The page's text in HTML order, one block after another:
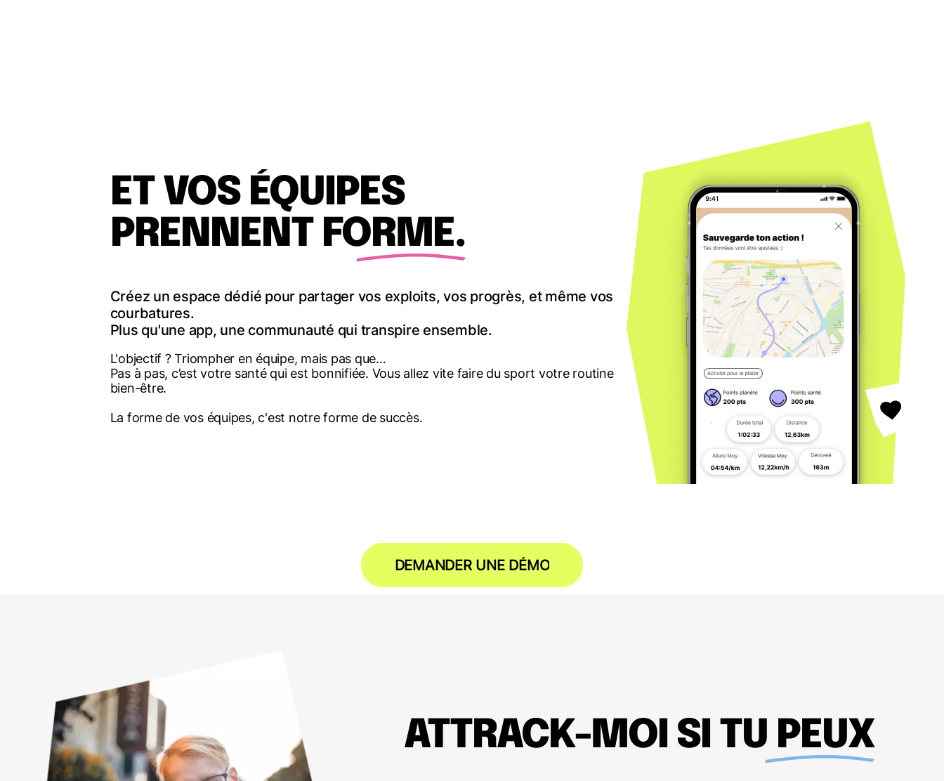
ET VOS ÉQUIPES
PRENNENT FORME.
Créez un espace dédié pour partager vos exploits, vos progrès, et même vos
courbatures.
Plus qu'une app, une communauté qui transpire ensemble.
L'objectif ? Triompher en équipe, mais pas que…
Pas à pas, c’est votre santé qui est bonnifiée. Vous allez vite faire du sport votre routine
bien-être.
La forme de vos équipes, c'est notre forme de succès.
DEMANDER UNE DÉMO
ATTRACK-MOI SI TU PEUX